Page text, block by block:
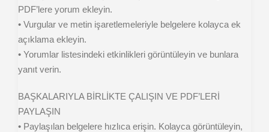
PDF’lere yorum ekleyin.
• Vurgular ve metin işaretlemeleriyle belgelere kolayca ek
açıklama ekleyin.
• Yorumlar listesindeki etkinlikleri görüntüleyin ve bunlara
yanıt verin.
BAŞKALARIYLA BİRLİKTE ÇALIŞIN VE PDF’LERİ
PAYLAŞIN
• Paylaşılan belgelere hızlıca erişin. Kolayca görüntüleyin,